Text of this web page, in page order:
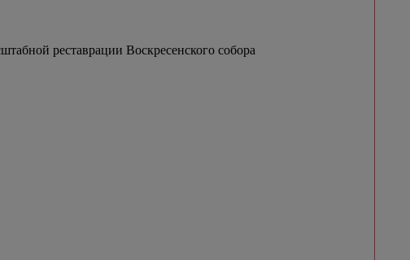
реставрации Воскресенского собора